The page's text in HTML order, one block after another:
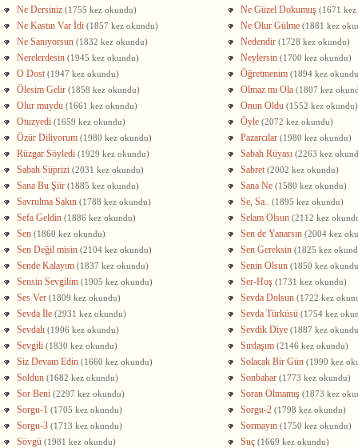
Ne Dersiniz (1755 kez okundu) Ne Güzel Dokumuş (1671
Ne Kastın Var İdi (1857 kez okundu) Ne Olur Gülme (1881 kez
Ne Sanıyorsun (1832 kez okundu) Nedendir (1728 kez okundu)
Nerelerdesin (1945 kez okundu) Neylersin (1700 kez okundu)
O Dost (1947 kez okundu) Öğretmenim (1894 kez
Ölesim Gelir (1858 kez okundu) Olmaz mı Ola (1807 kez
Olur muydu (1661 kez okundu) Onun Oldu (1552 kez okundu)
Otuzyedi (1659 kez okundu) Öyle (2072 kez okundu)
Özür Diliyorum (1980 kez okundu) Pazarcılar (1980 kez okundu)
Rüzgar Söyledi (1929 kez okundu) Sabah Rüyası (2263 kez
Sabah Süprizi (2031 kez okundu) Sabret (2002 kez okundu)
Sana Bu Şiir (1885 kez okundu) Sana Ne (1580 kez okundu)
Savrulma Sakın (1788 kez okundu) Se, Sa.. (1895 kez okundu)
Sefa Geldin (1886 kez okundu) Selam Olsun (2112 kez
Sen (1860 kez okundu) Sen de Yanarsın (2004 kez
Sen Değil misin (2104 kez okundu) Sen Gereksin (1825 kez
Sende Kalayım (1837 kez okundu) Senin Olsun (1850 kez
Sensin Sevgilim (1905 kez okundu) Ser-Hoş (1731 kez okundu)
Ses Ver (1809 kez okundu) Sevda Dolsun (1722 kez
Sevda İle (2931 kez okundu) Sevda Türküsü (1754 kez
Sevdalı (1906 kez okundu) Sevdik Diye (1887 kez
Sevgili (1830 kez okundu) Sırdaşım (2146 kez okundu)
Siz Devam Edin (1660 kez okundu) Solacak Bir Gün (1990 kez
Soldun (1682 kez okundu) Sonbahar (1773 kez okundu)
Sor Beni (2297 kez okundu) Soran Olmamış (1873 kez
Sorgu-1 (1705 kez okundu) Sorgu-2 (1798 kez okundu)
Sorgu-3 (1713 kez okundu) Sormayın (1750 kez okundu)
Sövgü (1981 kez okundu) Suç (1669 kez okundu)